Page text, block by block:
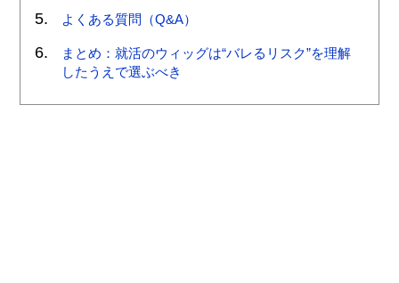
よくある質問（Q&A）
まとめ：就活のウィッグは“バレるリスク”を理解
したうえで選ぶべき